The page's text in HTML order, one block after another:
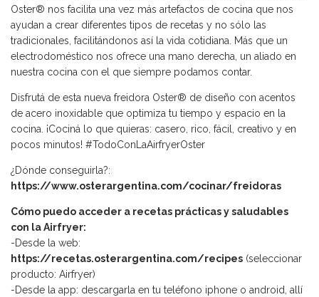
Oster® nos facilita una vez más artefactos de cocina que nos
ayudan a crear diferentes tipos de recetas y no sólo las
tradicionales, facilitándonos así la vida cotidiana. Más que un
electrodoméstico nos ofrece una mano derecha, un aliado en
nuestra cocina con el que siempre podamos contar.
Disfrutá de esta nueva freidora Oster® de diseño con acentos
de acero inoxidable que optimiza tu tiempo y espacio en la
cocina. ¡Cociná lo que quieras: casero, rico, fácil, creativo y en
pocos minutos! #TodoConLaAirfryerOster
¿Dónde conseguirla?:
https://www.osterargentina.com/cocinar/freidoras
Cómo puedo acceder a recetas prácticas y saludables
con la Airfryer:
-Desde la web:
https://recetas.osterargentina.com/recipes (seleccionar
producto: Airfryer)
-Desde la app: descargarla en tu teléfono iphone o android, allí